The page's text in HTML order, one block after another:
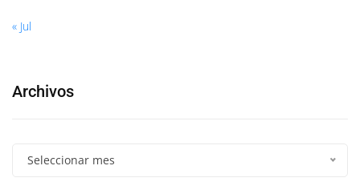
« Jul
Archivos
Seleccionar mes